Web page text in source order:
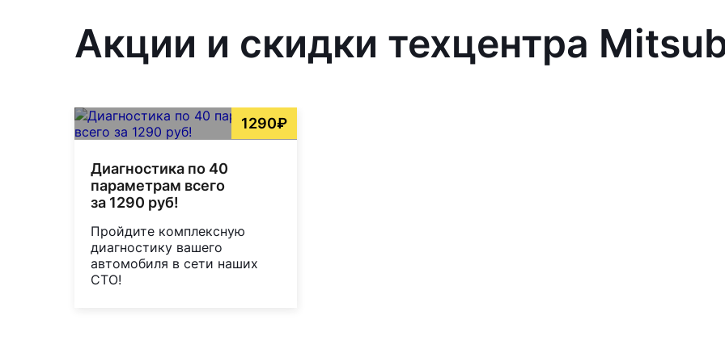
Акции и скидки техцентра
1290₽
Диагностика по 40
параметрам всего
за 1290 руб!
Пройдите комплексную
диагностику вашего
автомобиля в сети наших
СТО!